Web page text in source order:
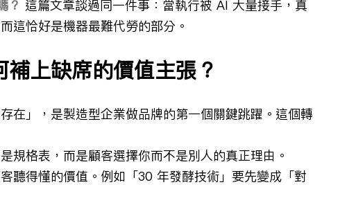
？ 這篇文章談過同一件事：當執行被 AI 大量接手，真
這恰好是機器最難代勞的部分。
上缺席的價值主張？
在」，是製造型企業做品牌的第一個關鍵跳躍。這個轉
規格表，而是顧客選擇你而不是別人的真正理由。
聽得懂的價值。例如「30 年發酵技術」要先變成「對